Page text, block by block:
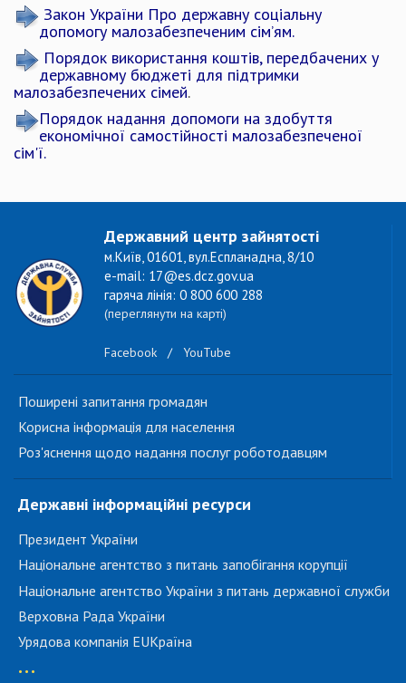
Закон України Про державну соціальну
допомогу малозабезпеченим сім’ям.
Порядок використання коштів, передбачених у
державному бюджеті для підтримки
малозабезпечених сімей.
Порядок надання допомоги на здобуття
економічної самостійності малозабезпеченої
сім'ї.
Державний центр зайнятості
м.Київ, 01601, вул.Еспланадна, 8/10
e-mail: 17@es.dcz.gov.ua
гаряча лінія: 0 800 600 288
(переглянути на карті)
Facebook / YouTube
Поширені запитання громадян
Корисна інформація для населення
Роз'яснення щодо надання послуг роботодавцям
Державні інформаційні ресурси
Президент України
Національне агентство з питань запобігання корупції
Національне агентство України з питань державної служби
Верховна Рада України
Урядова компанія EUКраїна
...